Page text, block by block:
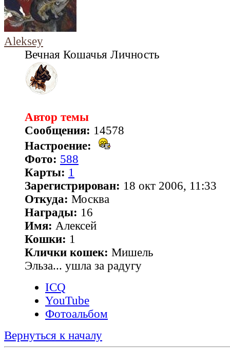
Aleksey
Вечная Кошачья Личность
Автор темы
Сообщения: 14578
Настроение:
Фото: 588
Карты: 1
Зарегистрирован: 18 окт 2006, 11:33
Откуда: Москва
Награды: 16
Имя: Алексей
Кошки: 1
Клички кошек: Мишель
Эльза... ушла за радугу
ICQ
YouTube
Фотоальбом
Вернуться к началу